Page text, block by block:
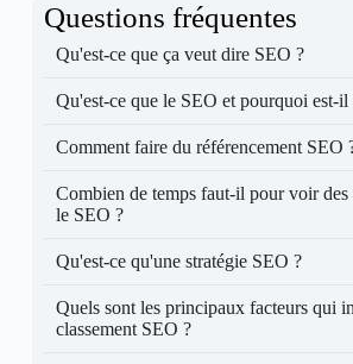
Questions fréquentes
Qu'est-ce que ça veut dire SEO ?
Qu'est-ce que le SEO et pourquoi est-
Comment faire du référencement SEO
Combien de temps faut-il pour voir des
le SEO ?
Qu'est-ce qu'une stratégie SEO ?
Quels sont les principaux facteurs qui
classement SEO ?